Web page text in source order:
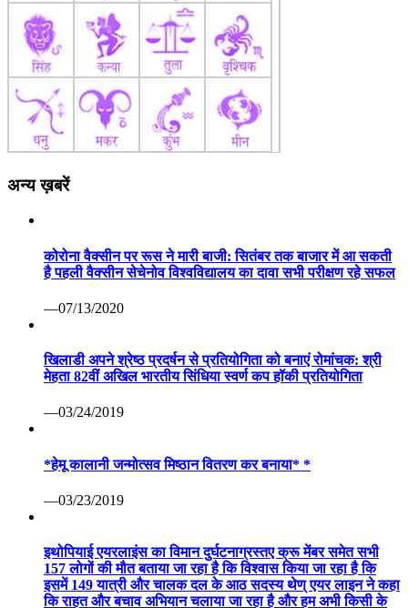
*हेमू कालानी जन्मोत्सव मिष्ठान वितरण कर बनाया* *
—03/23/2019
इथोपियाई एयरलाइंस का विमान दुर्घटनाग्रस्तए क्रू मेंबर समेत सभी
157 लोगों की मौत बताया जा रहा है कि विश्वास किया जा रहा है कि
इसमें 149 यात्री और चालक दल के आठ सदस्य थेण् एयर लाइन ने कहा
जीवित होने या संभावित मौत की पुष्टि नहीं कर रहे हैण्
देश
अपना शहर
राजनीति
खेल
मनोरंजन
धर्म
खान पान
वीडियो
हमारे बारें में